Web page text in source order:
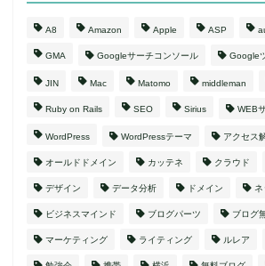
A8 Amazon Apple ASP
GMA Googleサーチコンソール Google
JIN Mac Matomo middleman
Ruby on Rails SEO Sirius WEB
WordPress WordPressテーマ アクセス
オールドドメイン カッテネ クラウド
デザイン データ分析 ドメイン ネ
ビジネスマインド ブログパーツ ブログ
マーケティング ライティング ルレア